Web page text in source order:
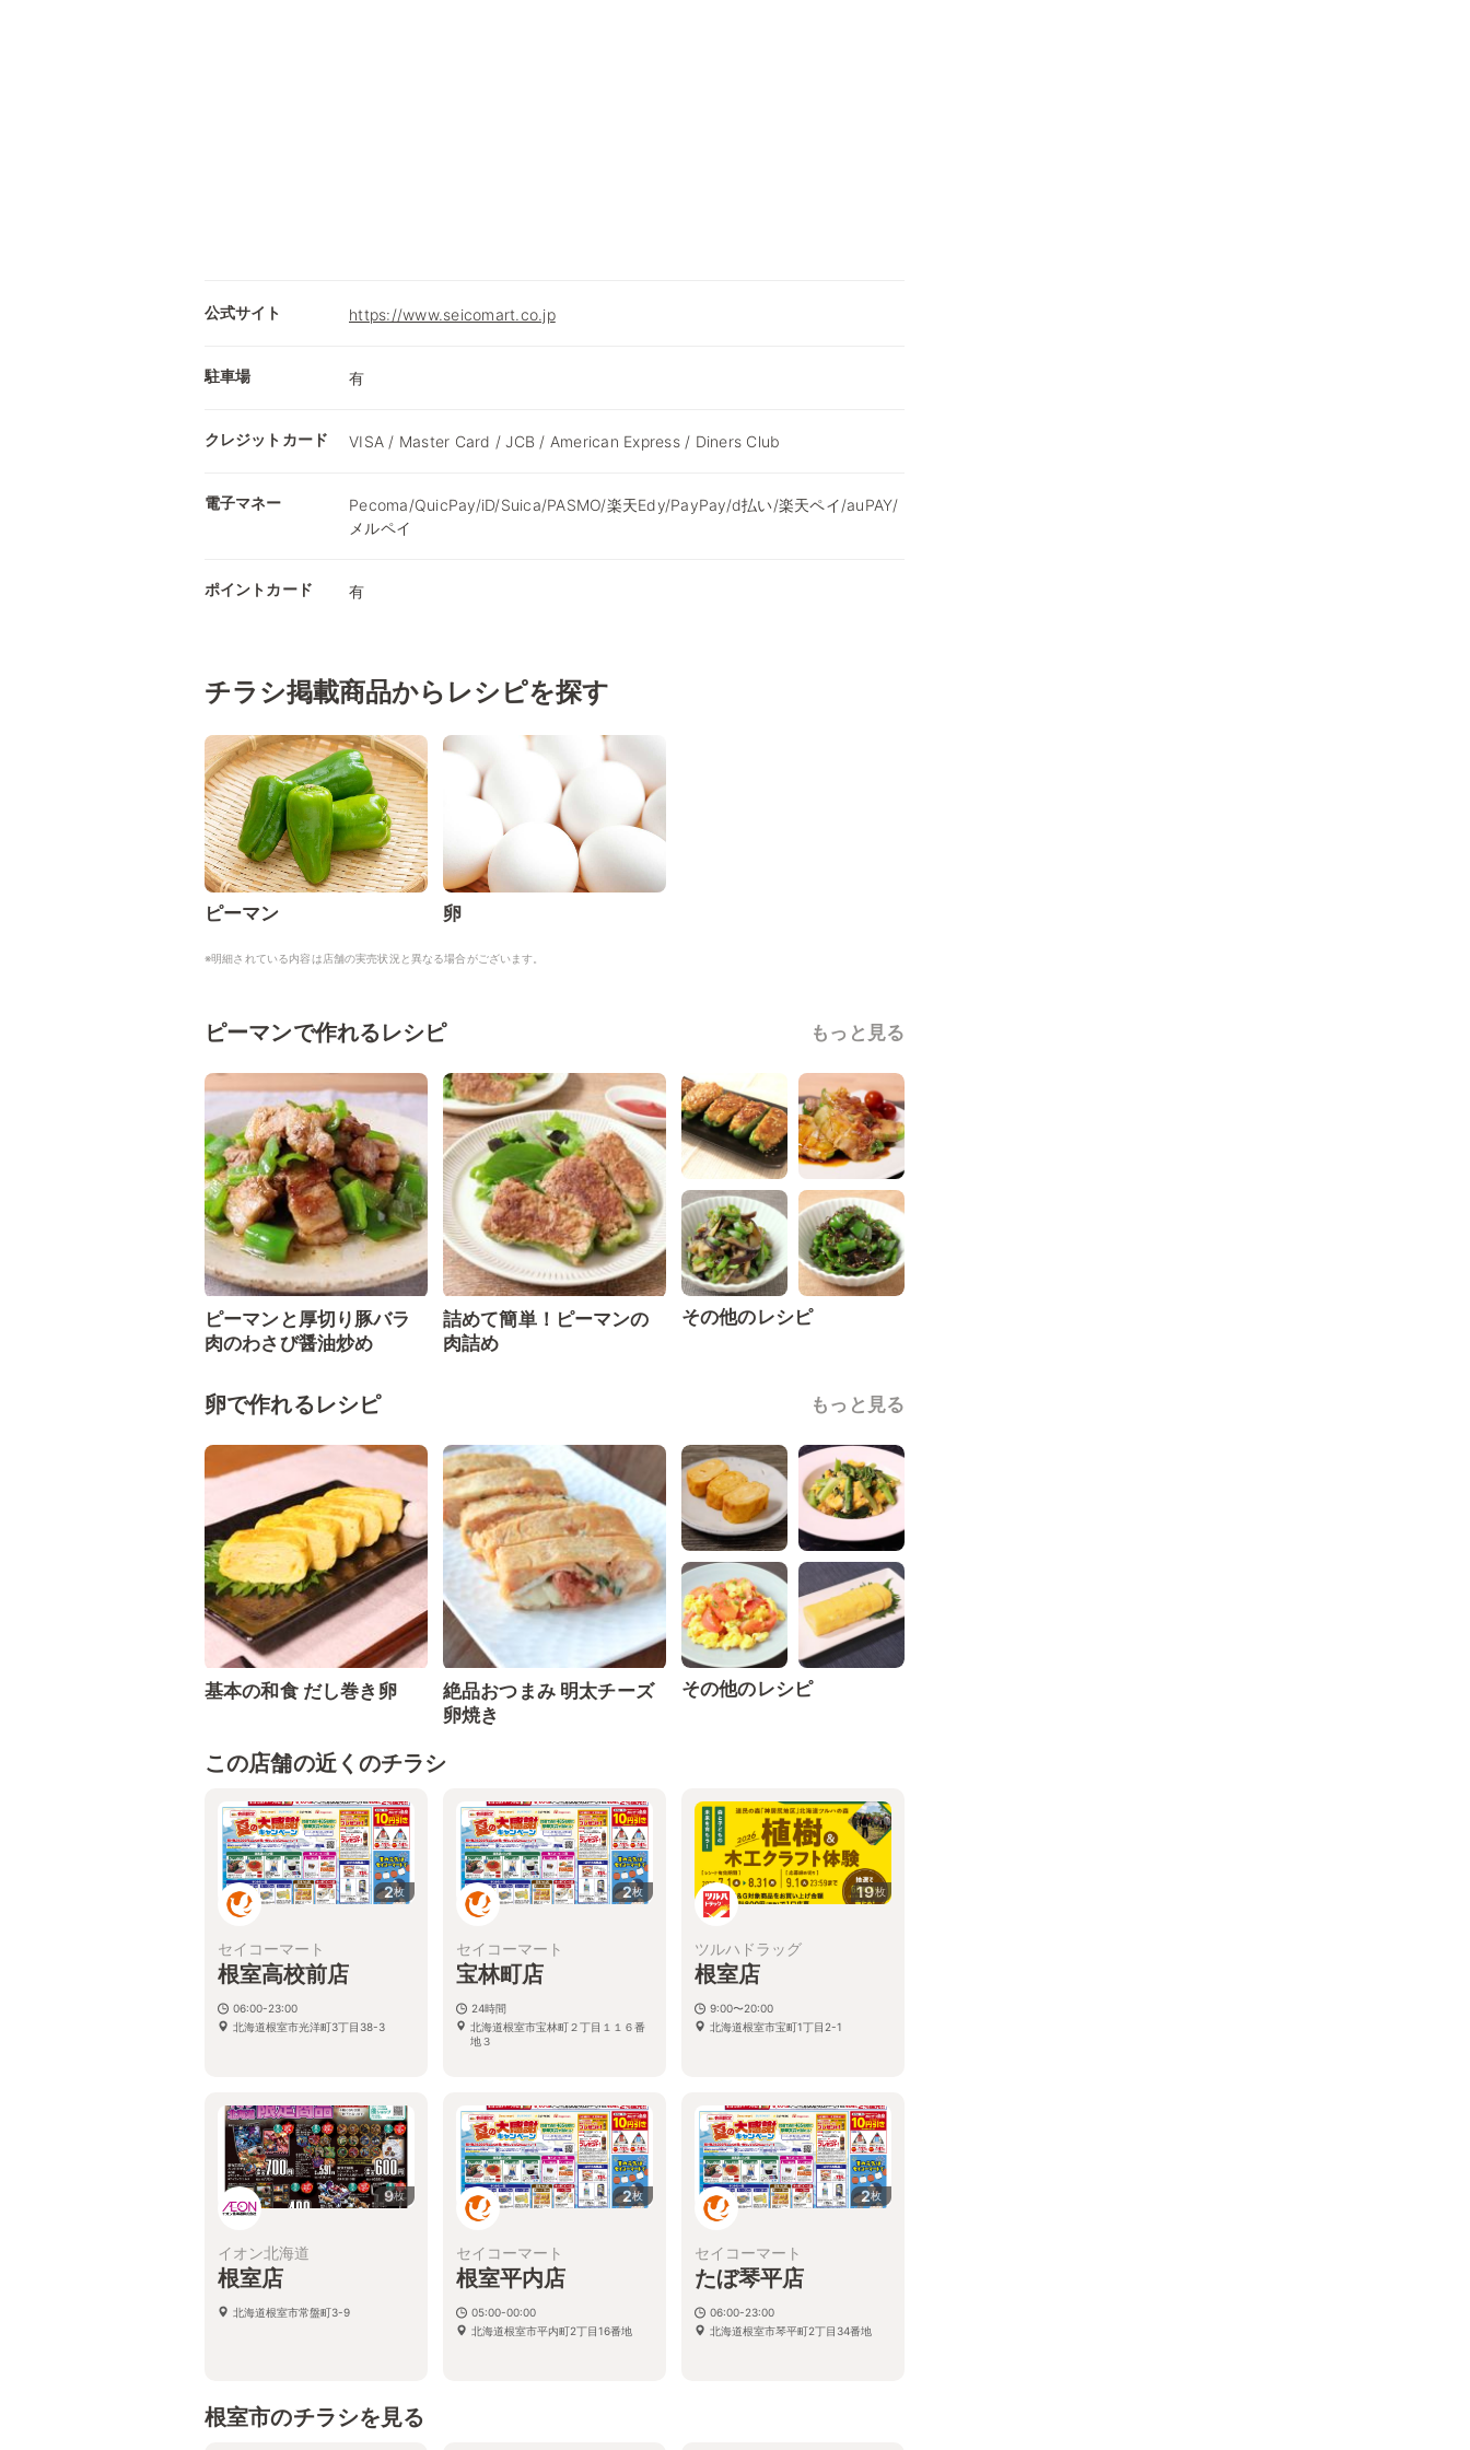
公式サイト https://www.seicomart.co.jp
駐車場 有
クレジットカード VISA / Master Card / JCB / American Express / Diners Club
電子マネー
Pecoma/QuicPay/iD/Suica/PASMO/楽天Edy/PayPay/d払い/楽天ペイ/auPAY/
メルペイ
ポイントカード 有
チラシ掲載商品からレシピを探す
ピーマン 卵
※明細されている内容は店舗の実売状況と異なる場合がございます。
ピーマンで作れるレシピ もっと見る
ピーマンと厚切り豚バラ
肉のわさび醤油炒め
詰めて簡単！ピーマンの
肉詰め
その他のレシピ
卵で作れるレシピ もっと見る
基本の和食 だし巻き卵
絶品おつまみ 明太チーズ
卵焼き
その他のレシピ
この店舗の近くのチラシ
2枚
セイコーマート
根室高校前店
06:00-23:00
北海道根室市光洋町3丁目38-3
2枚
セイコーマート
宝林町店
24時間
北海道根室市宝林町２丁目１１６番
地３
19枚
ツルハドラッグ
根室店
9:00〜20:00
北海道根室市宝町1丁目2-1
9枚
イオン北海道
根室店
北海道根室市常盤町3-9
2枚
セイコーマート
根室平内店
05:00-00:00
北海道根室市平内町2丁目16番地
2枚
セイコーマート
たぼ琴平店
06:00-23:00
北海道根室市琴平町2丁目34番地
根室市のチラシを見る